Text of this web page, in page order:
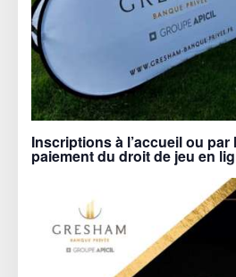
Inscriptions à l’accueil ou par
paiement du droit de jeu en